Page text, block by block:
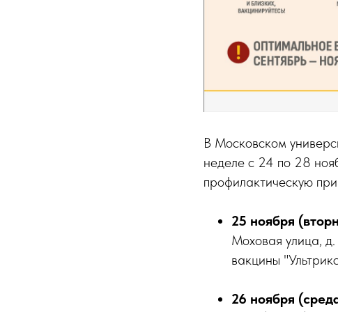
В Московском
неделе с 24 по 28
профилактическую
25 ноября
Моховая улица, д.
вакцины
26 ноября